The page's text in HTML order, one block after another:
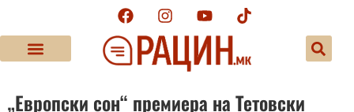
„Европски сон“ премиера на Тетовски